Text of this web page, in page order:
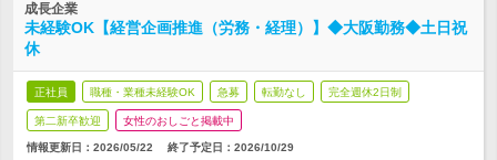
成長企業
未経験OK【経営企画推進（労務・経理）】◆大阪勤務◆土日祝
休
正社員 職種・業種未経験OK 急募 転勤なし 完全週休2日制
第二新卒歓迎 女性のおしごと掲載中
情報更新日：2026/05/22 終了予定日： 2026/10/29